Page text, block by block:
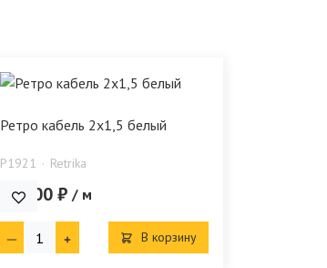
Ретро кабель 2х1,5 белый
P1921 Retrika
107.00 ₽ / м
В корзину